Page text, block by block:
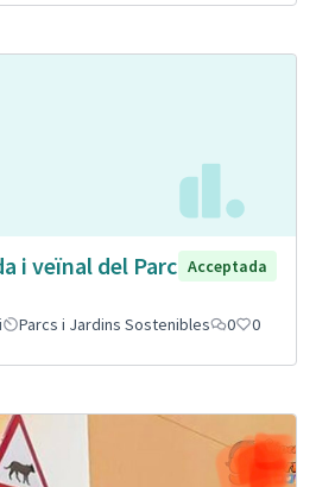
i veïnal del Parc Acceptada
Parcs i Jardins Sostenibles 0 0